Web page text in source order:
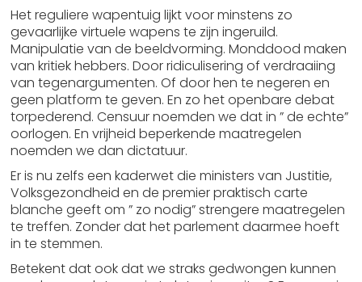
Het reguliere wapentuig lijkt voor minstens zo
gevaarlijke virtuele wapens te zijn ingeruild.
Manipulatie van de beeldvorming. Monddood maken
van kritiek hebbers. Door ridiculisering of verdraaiing
van tegenargumenten. Of door hen te negeren en
geen platform te geven. En zo het openbare debat
torpederend. Censuur noemden we dat in ” de echte”
oorlogen. En vrijheid beperkende maatregelen
noemden we dan dictatuur.
Er is nu zelfs een kaderwet die ministers van Justitie,
Volksgezondheid en de premier praktisch carte
blanche geeft om ” zo nodig” strengere maatregelen
te treffen. Zonder dat het parlement daarmee hoeft
in te stemmen.
Betekent dat ook dat we straks gedwongen kunnen